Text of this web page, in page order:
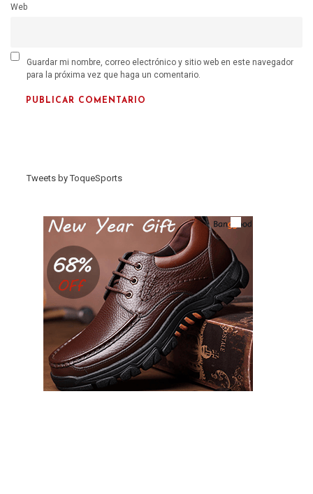
Web
Guardar mi nombre, correo electrónico y sitio web en este navegador
para la próxima vez que haga un comentario.
Tweets by ToqueSports